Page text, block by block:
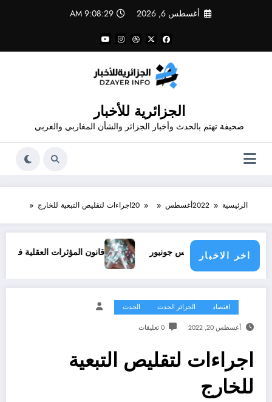
أغسطس 6, 2026 9:08:30 AM
الجزائرية للأخبار
صحيفة تهتم بالحدث وأخبار الجزائر والشأن المغاربي والعربي
الرئيسية 2022أغسطس 20اجراءات لتقليص التبعية للخارج
اخر الاخبار
ملف فينيسيوس جونيور قانون المؤثرات العقلية في الجزائر
اقتصاد الجزائر الحدث الحدث
أغسطس 20, 2022 0 تعليقات
اجراءات لتقليص التبعية
للخارج